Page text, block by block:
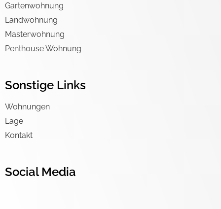
Gartenwohnung
Landwohnung
Masterwohnung
Penthouse Wohnung
Sonstige Links
Wohnungen
Lage
Kontakt
Social Media